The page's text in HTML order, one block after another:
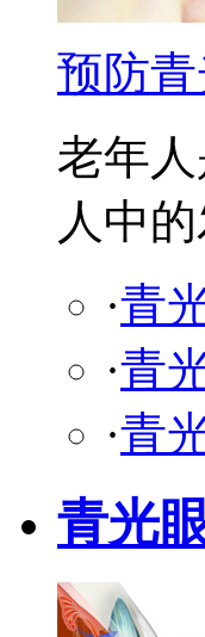
预防
老年
人中
·青
·青
·青
青光